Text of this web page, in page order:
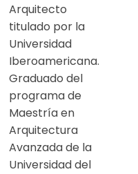
Arquitecto
titulado por la
Universidad
Iberoamericana.
Graduado del
programa de
Maestría en
Arquitectura
Avanzada de la
Universidad del